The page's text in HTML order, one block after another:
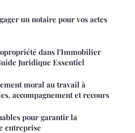
un notaire pour vos actes
dans l'Immobilier
Juridique Essentiel
moral au travail à
accompagnement et recours
pour garantir la
entreprise